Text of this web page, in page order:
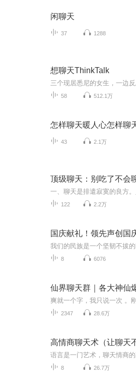
闲聊天
37 1288
想聊天ThinkTalk
58 512.1万
怎样聊天暖人心怎样聊
43 2.1万
顶级聊天：别吃了不会
122 2.2万
国庆献礼！领先声创国
8 6076
仙界聊天群｜各大神仙
2347 28.6万
高情商聊天术（让聊天
8 26.7万